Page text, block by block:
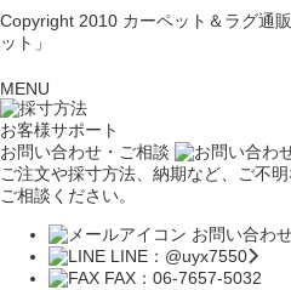
Copyright 2010 カーペット＆ラグ通
ット」
MENU
お客様サポート
お問い合わせ・ご相談
ご注文や採寸方法、納期など、ご不
ご相談ください。
お問い合わ
LINE：@uyx7550
FAX：06-7657-5032